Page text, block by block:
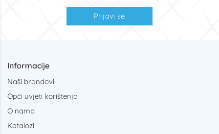
Prijavi se
Informacije
Naši brandovi
Opći uvjeti korištenja
O nama
Katalozi